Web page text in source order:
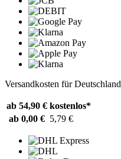
Versandkosten für Deutschland
ab 54,90 € kostenlos*
ab 0,00 € 5,79 €